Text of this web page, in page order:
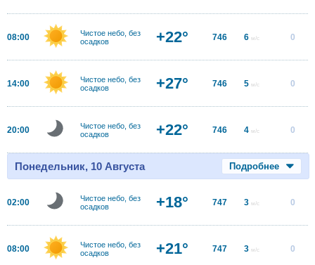
08:00
Чистое небо, без
осадков
+22° 746 6 м/с 0
14:00
Чистое небо, без
осадков
+27° 746 5 м/с 0
20:00
Чистое небо, без
осадков
+22° 746 4 м/с 0
Понедельник, 10 Августа Подробнее
02:00
Чистое небо, без
осадков
+18° 747 3 м/с 0
08:00
Чистое небо, без
осадков
+21° 747 3 м/с 0